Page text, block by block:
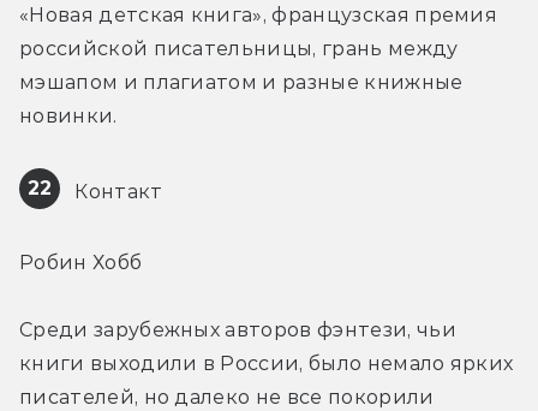
«Новая детская книга», французская премия
российской писательницы, грань между
мэшапом и плагиатом и разные книжные
новинки.
22 Контакт
Робин Хобб
Среди зарубежных авторов фэнтези, чьи
книги выходили в России, было немало ярких
писателей, но далеко не все покорили